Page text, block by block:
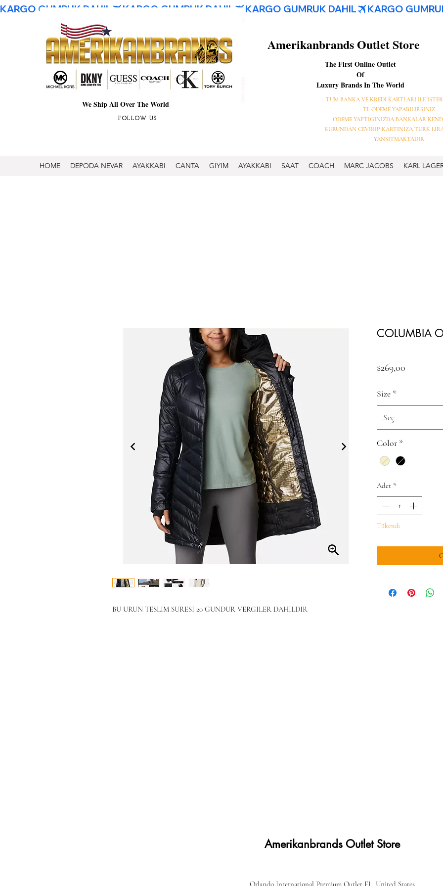
KARGO GUMRUK DAHIL
We Ship All Over The World
Amerikanbrands Outlet Store
The First Online Outlet
Of
Luxury Brands In The World
FOLLOW US
TUM BANKA VE KREDI KARTLARI ILE
TL ODEME YAPABILIRSINIZ
ODEME YAPTIGINIZDA BANKALAR
KURUNDAN CEVIRIP KARTINIZA TURK
YANSITMAKTADIR
HOME DEPODA NEVAR AYAKKABI CANTA GIYIM AYAKKABI SAAT COACH MARC JACOBS KARL
BU URUN TESLIM SURESI 20 GUNDUR VERGILER DAHILDIR
COLUMBIA
$269,00
Size *
Seç
Color *
Adet *
Tükendi
Amerikanbrands Outlet Store
Orlando International Premium Outlet FL, United States